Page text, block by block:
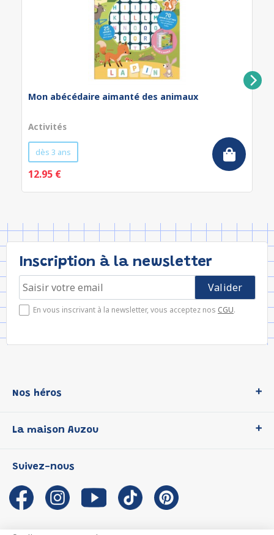
Mon abécédaire aimanté des animaux
Activités
dès 3 ans
12.95 €
Inscription à la newsletter
En vous inscrivant à la newsletter, vous acceptez nos CGU.
Nos héros
P'tit Loup
Les Influenceuses
Migali
Petite Taupe
La maison Auzou
Notre histoire
Auzou s'engage
Auteurs et illustrateurs Auzou
Suivez-nous